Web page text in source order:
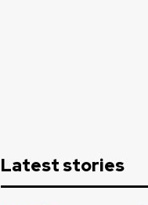
Latest stories